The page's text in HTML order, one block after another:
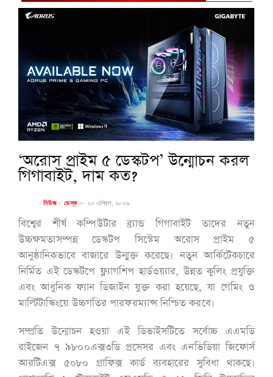
‘অরোস প্রাইম ৫ ডেস্কটপ’ উন্মোচন করল
গিগাবাইট, দাম কত?
-নিউজ - ডেস্ক -- ২০ এপ্রিল, ২০২৬
বিশ্বের শীর্ষ কম্পিউটার ব্র্যান্ড গিগাবাইট তাদের নতুন
উচ্চক্ষমতাসম্পন্ন ডেস্কটপ সিস্টেম অরোস প্রাইম ৫
আনুষ্ঠানিকভাবে বাজারে উন্মুক্ত করেছে। নতুন আর্কিটেকচারে
নির্মিত এই ডেস্কটপে ফ্ল্যাগশিপ হার্ডওয়্যার, উন্নত কুলিং প্রযুক্তি
এবং আধুনিক ফ্যান ডিজাইন যুক্ত করা হয়েছে, যা গেমিং ও
মাল্টিটাস্কিংয়ে উচ্চগতির পারফরম্যান্স নিশ্চিত করবে।
সম্প্রতি উন্মোচন হওয়া এই ডিভাইসটিতে সর্বোচ্চ এএমডি
রাইজেন ৭ ৯৮০০এক্স৩ডি প্রসেসর এবং এনভিডিয়া জিফোর্স
আরটিএক্স ৫০৮০ গ্রাফিক্স কার্ড ব্যবহারের সুবিধা থাকছে।